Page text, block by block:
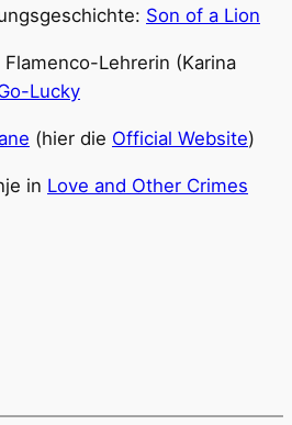
Son of a Lion
Lehrerin (Karina
Lucky
(hier die Official Website)
in Love and Other Crimes